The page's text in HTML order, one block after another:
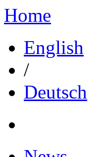
Home
English
/
Deutsch